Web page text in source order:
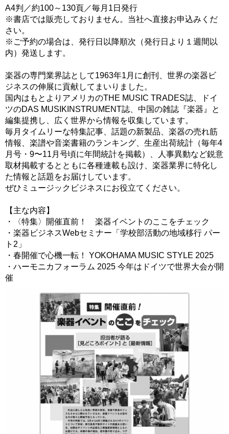
A4判／約100～130頁／毎月1日発行
※書店では販売しておりません。当社へ直接お申込みくだ
さい。
※ご予約の場合は、発行日以降順次（発行日より１週間以
内）発送します。
楽器の専門業界誌として1963年1月に創刊、世界の楽器ビ
ジネスの伸展に貢献してまいりました。
国内はもとよりアメリカのTHE MUSIC TRADES誌、ドイ
ツのDAS MUSIKINSTRUMENT誌、中国の雑誌『楽器』と
編集提携し、広く世界から情報を収集しています。
毎月タイムリーな特集記事、話題の新製品、楽器の売れ筋
情報、楽譜や音楽書籍のランキング、生産出荷統計（毎年4
月号・9〜11月号頃に年間統計を掲載）、人事異動など鋭意
取材掲載するとともに各種連載も設け、楽器業界に特化し
た情報と話題をお届けしています。
ぜひミュージックビジネスにお役立てください。
【主な内容】
・〈特集〉開催直前！ 楽器イベントのここをチェック
・楽器ビジネスWebセミナー「学校部活動の地域移行 パー
ト2」
・春開催で心機一転！ YOKOHAMA MUSIC STYLE 2025
・ハーモニカフォーラム 2025 今年はドイツで世界大会が開
催